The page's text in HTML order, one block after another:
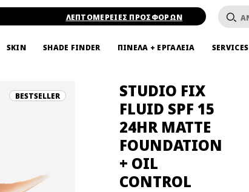
ΛΕΠΤΟΜΕΡΕΙΕΣ ΠΡΟΣΦΟΡΩΝ
SKIN SHADE FINDER ΠΙΝΕΛΑ + ΕΡΓΑΛΕΙΑ SERVICES
BESTSELLER
STUDIO FIX
FLUID SPF 15
24HR MATTE
FOUNDATION
+ OIL
CONTROL